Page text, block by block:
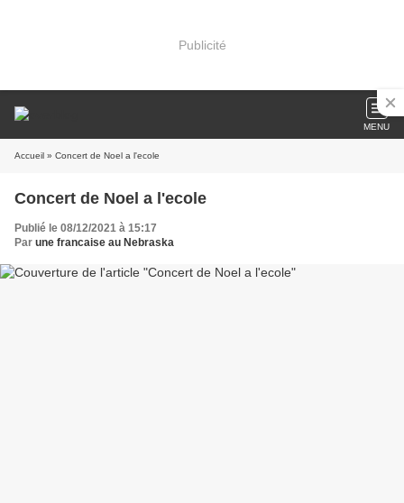
Publicité
MENU
Accueil » Concert de Noel a l'ecole
Concert de Noel a l'ecole
Publié le 08/12/2021 à 15:17
Par une francaise au Nebraska